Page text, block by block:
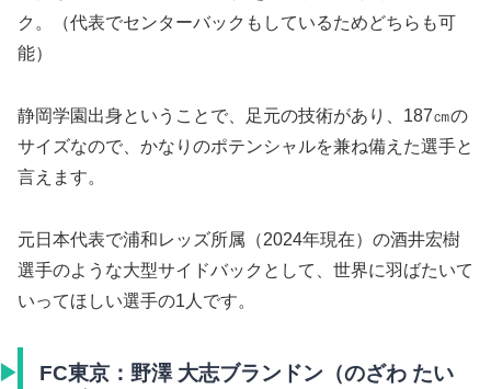
ク。（代表でセンターバックもしているためどちらも可
能）
静岡学園出身ということで、足元の技術があり、187㎝の
サイズなので、かなりのポテンシャルを兼ね備えた選手と
言えます。
元日本代表で浦和レッズ所属（2024年現在）の酒井宏樹
選手のような大型サイドバックとして、世界に羽ばたいて
いってほしい選手の1人です。
FC東京：野澤 大志ブランドン（のざわ たい